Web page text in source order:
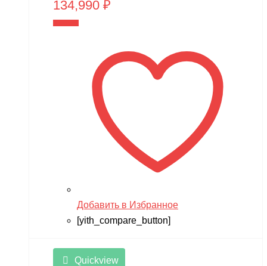
134,990 ₽
Добавить в Избранное
[yith_compare_button]
Quickview